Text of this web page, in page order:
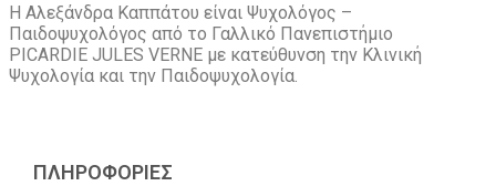
Η Αλεξάνδρα Καππάτου είναι Ψυχολόγος –
Παιδοψυχολόγος από το Γαλλικό Πανεπιστήμιο
PICARDIE JULES VERNE με κατεύθυνση την Kλινική
Ψυχολογία και την Παιδοψυχολογία.
ΠΛΗΡΟΦΟΡΙΕΣ